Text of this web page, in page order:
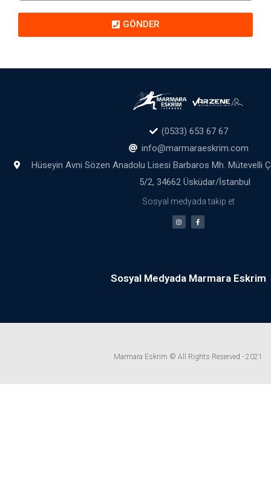
GÖNDER
(0533) 653 67 67
info@marmaraeskrim.com
Hüseyin Avni Sözen Anadolu Lisesi Barbaros Mh. Mütevelli
5/2, 34662 Üsküdar/İstanbul
Sosyal medyada takip et
Sosyal Medyada Marmara Eskrim
Marmara Eskrim © All Rights Reserved - 2021